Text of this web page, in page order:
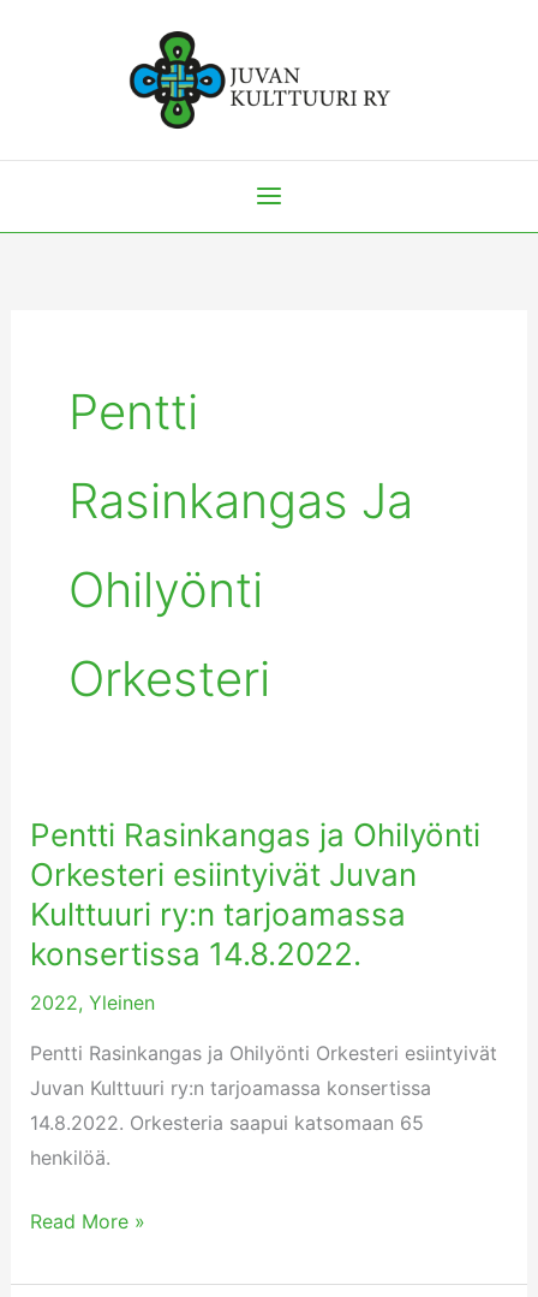
Pentti
Rasinkangas Ja
Ohilyönti
Orkesteri
Pentti Rasinkangas ja Ohilyönti
Orkesteri esiintyivät Juvan
Kulttuuri ry:n tarjoamassa
konsertissa 14.8.2022.
2022, Yleinen
Pentti Rasinkangas ja Ohilyönti Orkesteri esiintyivät
Juvan Kulttuuri ry:n tarjoamassa konsertissa
14.8.2022. Orkesteria saapui katsomaan 65
henkilöä.
Pentti
Rasinkangas
ja
Ohilyönti
Orkesteri
esiintyivät
14.8.2022.
Read More »